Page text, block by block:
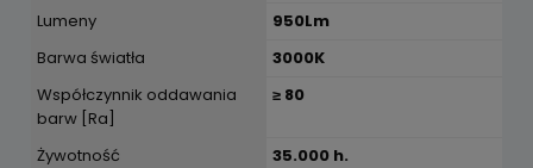
Lumeny
950Lm
Barwa światła
3000K
Współczynnik oddawania
barw [Ra]
≥ 80
Żywotność
35.000 h.